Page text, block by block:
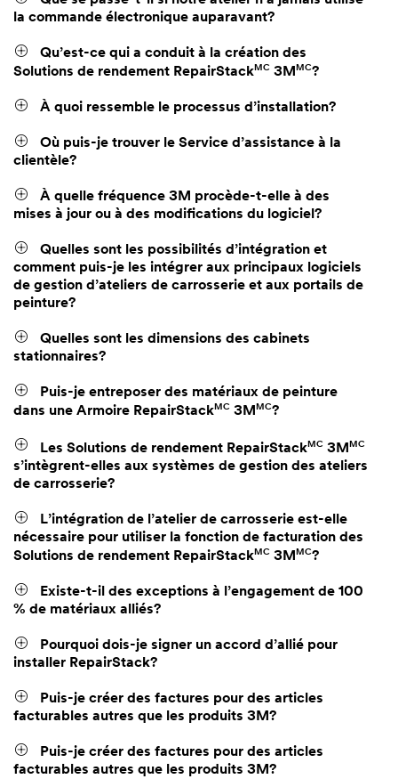
la commande électronique auparavant?
Qu’est-ce qui a conduit à la création des
Solutions de rendement RepairStackMC 3M MC?
À quoi ressemble le processus d’installation?
Où puis-je trouver le Service d’assistance à la
clientèle?
À quelle fréquence 3M procède-t-elle à des
mises à jour ou à des modifications du logiciel?
Quelles sont les possibilités d’intégration et
comment puis-je les intégrer aux principaux logiciels
de gestion d’ateliers de carrosserie et aux portails de
peinture?
Quelles sont les dimensions des cabinets
stationnaires?
Puis-je entreposer des matériaux de peinture
dans une Armoire RepairStackMC 3M MC?
Les Solutions de rendement RepairStackMC 3M MC
s’intègrent-elles aux systèmes de gestion des ateliers
de carrosserie?
L’intégration de l’atelier de carrosserie est-elle
nécessaire pour utiliser la fonction de facturation des
Solutions de rendement RepairStackMC 3M MC?
Existe-t-il des exceptions à l’engagement de 100
% de matériaux alliés?
Pourquoi dois-je signer un accord d’allié pour
installer RepairStack?
Puis-je créer des factures pour des articles
facturables autres que les produits 3M?
Puis-je créer des factures pour des articles
facturables autres que les produits 3M?